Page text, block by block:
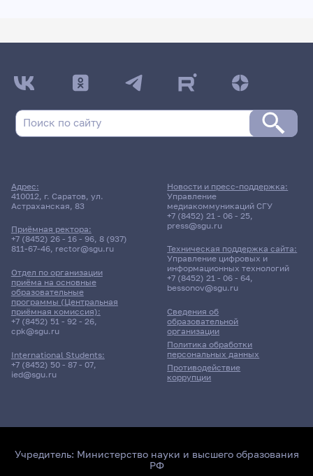
Адрес:
410012, г. Саратов, ул.
Астраханская, 83
Приёмная ректора:
+7 (8452) 26 - 16 - 96, 8 (937)
811-67-46, rector@sgu.ru
Отдел по организации
приёма на основные
образовательные
программы (Центральная
приёмная комиссия):
+7 (8452) 51 - 92 - 26,
cpk@sgu.ru
International Students:
+7 (8452) 50 - 87 - 07,
ied@sgu.ru
Сведения об
образовательной
организации
Политика обработки
персональных данных
Противодействие
коррупции
Новости и пресс-поддержка:
Управление
медиакоммуникаций СГУ
+7 (8452) 21 - 06 - 25,
press@sgu.ru
Техническая поддержка сайта:
Управление цифровых и
информационных технологий
+7 (8452) 21 - 06 - 64,
bessonov@sgu.ru
Учредитель: Министерство науки и высшего образования
РФ